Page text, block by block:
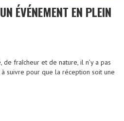
ÉVÉNEMENT EN PLEIN
fraîcheur et de nature, il n’y a pas
suivre pour que la réception soit une